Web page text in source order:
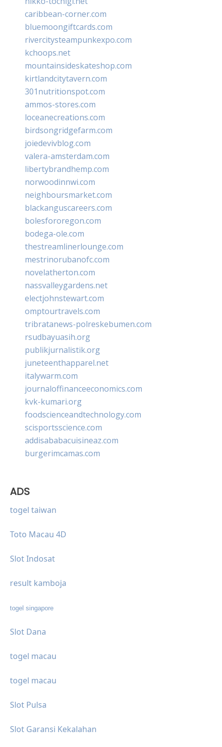
caribbean-corner.com
bluemoongiftcards.com
rivercitysteampunkexpo.com
kchoops.net
mountainsideskateshop.com
kirtlandcitytavern.com
301nutritionspot.com
ammos-stores.com
loceanecreations.com
birdsongridgefarm.com
joiedevivblog.com
valera-amsterdam.com
libertybrandhemp.com
norwoodinnwi.com
neighboursmarket.com
blackanguscareers.com
bolesfororegon.com
bodega-ole.com
thestreamlinerlounge.com
mestrinorubanofc.com
novelatherton.com
nassvalleygardens.net
electjohnstewart.com
omptourtravels.com
tribratanews-polreskebumen.com
rsudbayuasih.org
publikjurnalistik.org
juneteenthapparel.net
italywarm.com
journaloffinanceeconomics.com
kvk-kumari.org
foodscienceandtechnology.com
scisportsscience.com
addisababacuisineaz.com
burgerimcamas.com
ADS
togel taiwan
Toto Macau 4D
Slot Indosat
result kamboja
togel singapore
Slot Dana
togel macau
togel macau
Slot Pulsa
Slot Garansi Kekalahan